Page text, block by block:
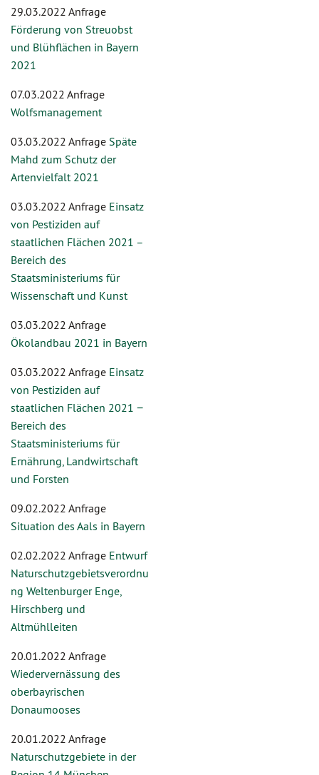
29.03.2022 Anfrage
Förderung von Streuobst
und Blühflächen in Bayern
2021
07.03.2022 Anfrage
Wolfsmanagement
03.03.2022 Anfrage Späte
Mahd zum Schutz der
Artenvielfalt 2021
03.03.2022 Anfrage Einsatz
von Pestiziden auf
staatlichen Flächen 2021 –
Bereich des
Staatsministeriums für
Wissenschaft und Kunst
03.03.2022 Anfrage
Ökolandbau 2021 in Bayern
03.03.2022 Anfrage Einsatz
von Pestiziden auf
staatlichen Flächen 2021 −
Bereich des
Staatsministeriums für
Ernährung, Landwirtschaft
und Forsten
09.02.2022 Anfrage
Situation des Aals in Bayern
02.02.2022 Anfrage Entwurf
Naturschutzgebietsverordnu
ng Weltenburger Enge,
Hirschberg und
Altmühlleiten
20.01.2022 Anfrage
Wiedervernässung des
oberbayrischen
Donaumooses
20.01.2022 Anfrage
Naturschutzgebiete in der